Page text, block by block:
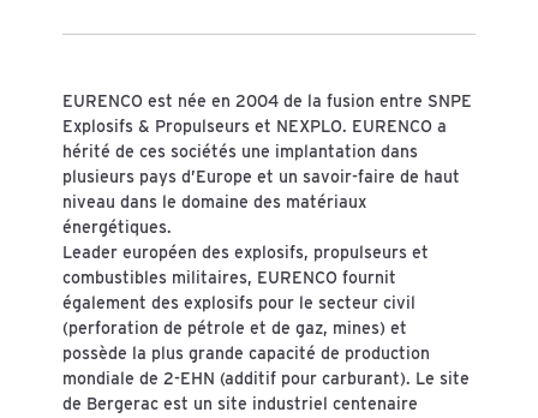
EURENCO est née en 2004 de la fusion entre SNPE
Explosifs & Propulseurs et NEXPLO. EURENCO a
hérité de ces sociétés une implantation dans
plusieurs pays d’Europe et un savoir-faire de haut
niveau dans le domaine des matériaux
énergétiques.
Leader européen des explosifs, propulseurs et
combustibles militaires, EURENCO fournit
également des explosifs pour le secteur civil
(perforation de pétrole et de gaz, mines) et
possède la plus grande capacité de production
mondiale de 2-EHN (additif pour carburant). Le site
de Bergerac est un site industriel centenaire